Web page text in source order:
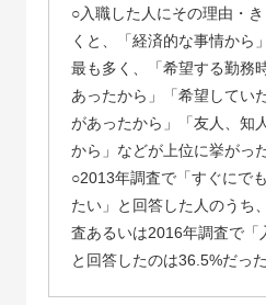
○入職した人にその理由・
くと、「経済的な事情から
最も多く、「希望する勤務
あったから」「希望してい
があったから」「友人、知
から」などが上位に挙がった
○2013年調査で「すぐにで
たい」と回答した人のうち
査あるいは2016年調査で「
と回答したのは36.5%だった